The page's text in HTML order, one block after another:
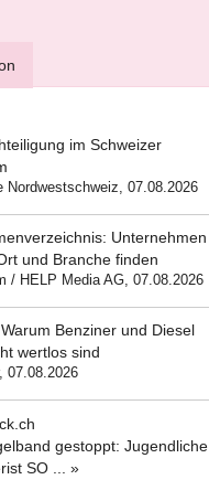
im Schweizer
Nordwestschweiz, 07.08.2026
Unternehmen
und Branche finden
/ HELP Media AG, 07.08.2026
Benziner und Diesel
wertlos sind
07.08.2026
gestoppt: Jugendliche
SO ... »